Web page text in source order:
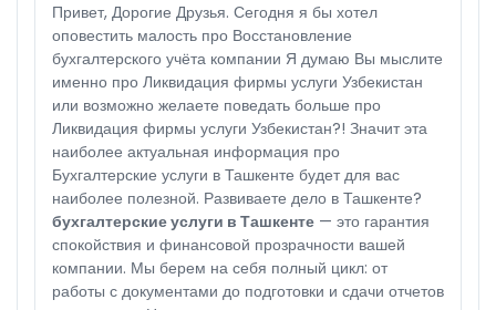
Привет, Дорогие Друзья. Сегодня я бы хотел
оповестить малость про Восстановление
бухгалтерского учёта компании Я думаю Вы мыслите
именно про Ликвидация фирмы услуги Узбекистан
или возможно желаете поведать больше про
Ликвидация фирмы услуги Узбекистан?! Значит эта
наиболее актуальная информация про
Бухгалтерские услуги в Ташкенте будет для вас
наиболее полезной. Развиваете дело в Ташкенте?
бухгалтерские услуги в Ташкенте — это гарантия
спокойствия и финансовой прозрачности вашей
компании. Мы берем на себя полный цикл: от
работы с документами до подготовки и сдачи отчетов